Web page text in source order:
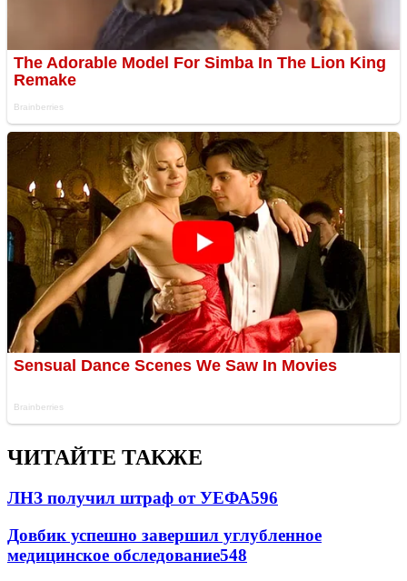
ЧИТАЙТЕ ТАКЖЕ
ЛНЗ получил штраф от УЕФА596
Довбик успешно завершил углубленное
медицинское обследование548